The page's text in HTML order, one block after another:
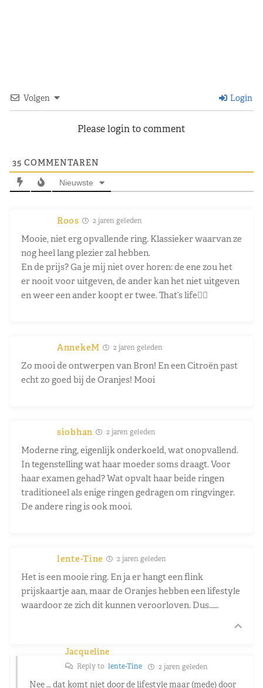
Volgen Login
Please login to comment
35 COMMENTAREN
Nieuwste
Roos 2 jaren geleden
Mooie, niet erg opvallende ring. Klassieker waarvan ze
nog heel lang plezier zal hebben.
En de prijs? Ga je mij niet over horen: de ene zou het
er nooit voor uitgeven, de ander kan het niet uitgeven
en weer een ander koopt er twee. That’s life🤷‍♀️
AnnekeM 2 jaren geleden
Zo mooi de ontwerpen van Bron! En een Citroën past
echt zo goed bij de Oranjes! Mooi
siobhan 2 jaren geleden
Moderne ring, eigenlijk onderkoeld, wat onopvallend.
In tegenstelling wat haar moeder soms draagt. Voor
haar examen gehad? Wat opvalt haar beide ringen
traditioneel als enige ringen gedragen om ringvinger.
De andere ring is ook mooi.
lente-Tine 2 jaren geleden
Het is een mooie ring. En ja er hangt een flink
prijskaartje aan, maar de Oranjes hebben een lifestyle
waardoor ze zich dit kunnen veroorloven. Dus……
Jacqueline
Reply to lente-Tine 2 jaren geleden
Nee … dat komt niet door de lifestyle maar (mede) door